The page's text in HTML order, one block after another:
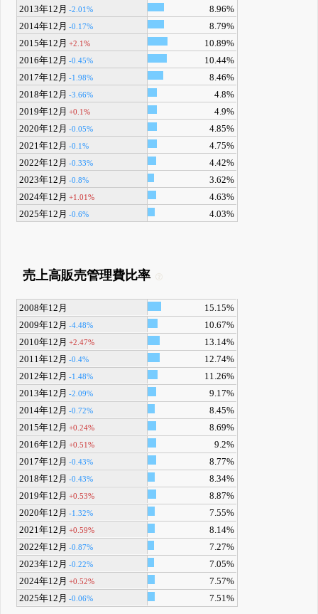
2013年12月 -2.01%
8.96%
2014年12月 -0.17%
8.79%
2015年12月 +2.1%
10.89%
2016年12月 -0.45%
10.44%
2017年12月 -1.98%
8.46%
2018年12月 -3.66%
4.8%
2019年12月 +0.1%
4.9%
2020年12月 -0.05%
4.85%
2021年12月 -0.1%
4.75%
2022年12月 -0.33%
4.42%
2023年12月 -0.8%
3.62%
2024年12月 +1.01%
4.63%
2025年12月 -0.6% 4.03%
売上高販売管理費比率
2008年12月
15.15%
2009年12月 -4.48%
10.67%
2010年12月 +2.47%
13.14%
2011年12月 -0.4%
12.74%
2012年12月 -1.48%
11.26%
2013年12月 -2.09%
9.17%
2014年12月 -0.72%
8.45%
2015年12月 +0.24%
8.69%
2016年12月 +0.51%
9.2%
2017年12月 -0.43%
8.77%
2018年12月 -0.43%
8.34%
2019年12月 +0.53%
8.87%
2020年12月 -1.32%
7.55%
2021年12月 +0.59%
8.14%
2022年12月 -0.87%
7.27%
2023年12月 -0.22%
7.05%
2024年12月 +0.52%
7.57%
2025年12月 -0.06% 7.51%